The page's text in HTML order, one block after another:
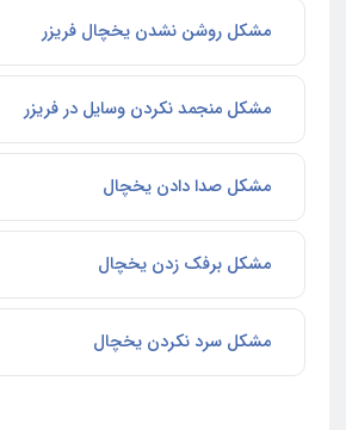
مشکل روشن نشدن یخچال فریزر
مشکل منجمد نکردن وسایل در فریزر
مشکل صدا دادن یخچال
مشکل برفک زدن یخچال
مشکل سرد نکردن یخچال